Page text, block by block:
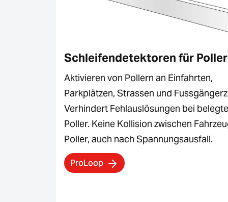
Schleifendetektoren für
Aktivieren von Pollern an Einfahrten,
Parkplätzen, Strassen und
Verhindert Fehlauslösungen bei
Poller. Keine Kollision zwischen
Poller, auch nach Spannungsausfall.
ProLoop